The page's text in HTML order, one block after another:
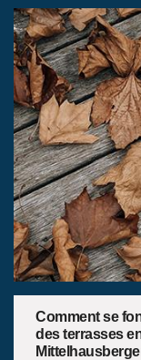
Comment se
des terrasses